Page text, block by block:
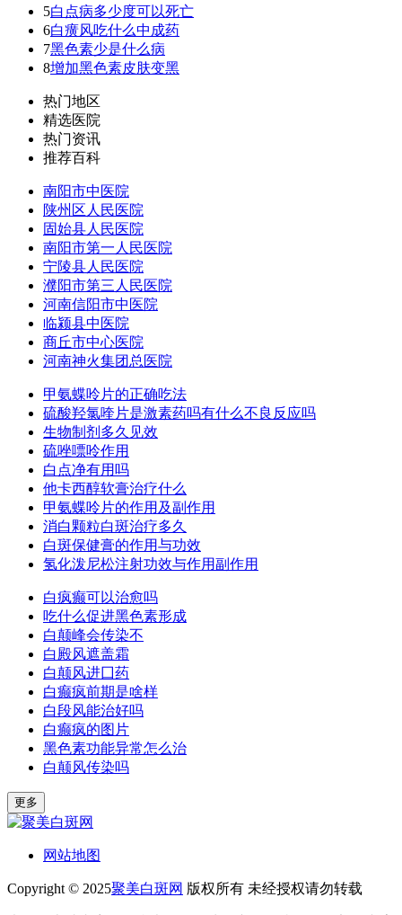
5白点病多少度可以死亡
6白癀风吃什么中成药
7黑色素少是什么病
8增加黑色素皮肤变黑
热门地区
精选医院
热门资讯
推荐百科
南阳市中医院
陕州区人民医院
固始县人民医院
南阳市第一人民医院
宁陵县人民医院
濮阳市第三人民医院
河南信阳市中医院
临颍县中医院
商丘市中心医院
河南神火集团总医院
甲氨蝶呤片的正确吃法
硫酸羟氯喹片是激素药吗有什么不良反应吗
生物制剂多久见效
硫唑嘌呤作用
白点净有用吗
他卡西醇软膏治疗什么
甲氨蝶呤片的作用及副作用
消白颗粒白斑治疗多久
白斑保健膏的作用与功效
氢化泼尼松注射功效与作用副作用
白疯癫可以治愈吗
吃什么促进黑色素形成
白颠峰会传染不
白殿风遮盖霜
白颠风进囗药
白癫疯前期是啥样
白段风能治好吗
白癫疯的图片
黑色素功能异常怎么治
白颠风传染吗
更多
网站地图
Copyright © 2025聚美白斑网 版权所有 未经授权请勿转载